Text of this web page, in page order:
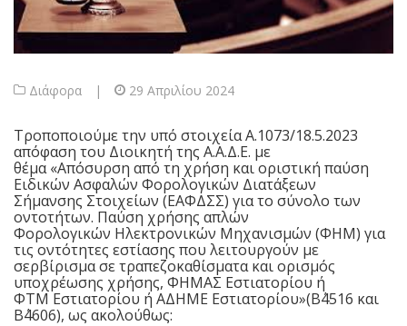
Διάφορα | 29 Απριλίου 2024
Τροποποιούμε την υπό στοιχεία Α.1073/18.5.2023
απόφαση του Διοικητή της Α.Α.Δ.Ε. με
θέμα «Απόσυρση από τη χρήση και οριστική παύση
Ειδικών Ασφαλών Φορολογικών Διατάξεων
Σήμανσης Στοιχείων (ΕΑΦΔΣΣ) για το σύνολο των
οντοτήτων. Παύση χρήσης απλών
Φορολογικών Ηλεκτρονικών Μηχανισμών (ΦΗΜ) για
τις οντότητες εστίασης που λειτουργούν με
σερβίρισμα σε τραπεζοκαθίσματα και ορισμός
υποχρέωσης χρήσης, ΦΗΜΑΣ Εστιατορίου ή
ΦΤΜ Εστιατορίου ή ΑΔΗΜΕ Εστιατορίου»(Β΄4516 και
Β΄4606), ως ακολούθως: